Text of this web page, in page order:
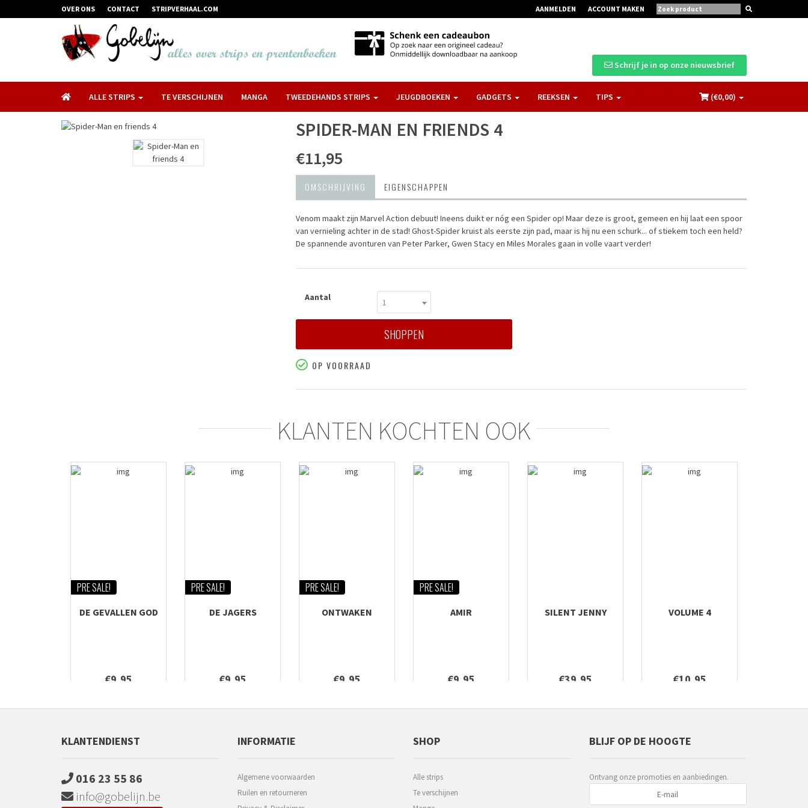
OVER ONS CONTACT STRIPVERHAAL.COM AANMELDEN ACCOUNT MAKEN
Schrijf je in op onze nieuwsbrief
ALLE STRIPS TE VERSCHIJNEN MANGA TWEEDEHANDS STRIPS JEUGDBOEKEN GADGETS REEKSEN TIPS (€0,00)
SPIDER-MAN EN FRIENDS 4
€11,95
OMSCHRIJVING EIGENSCHAPPEN
Venom maakt zijn Marvel Action debuut! Ineens duikt er nóg een Spider op! Maar deze is groot, gemeen en hij laat een spoor
van vernieling achter in de stad! Ghost-Spider kruist als eerste zijn pad, maar is hij nu een schurk... of stiekem toch een held?
De spannende avonturen van Peter Parker, Gwen Stacy en Miles Morales gaan in volle vaart verder!
Aantal 1
SHOPPEN
OP VOORRAAD
KLANTEN KOCHTEN OOK
PRE SALE!
DE GEVALLEN GOD
€9,95
PRE SALE!
DE JAGERS
€9,95
PRE SALE!
ONTWAKEN
€9,95
PRE SALE!
AMIR
€9,95
SILENT JENNY
€39,95
VOLUME 4
€10,95
KLANTENDIENST
016 23 55 86
info@gobelijn.be
INFORMATIE
Algemene voorwaarden
Ruilen en retourneren
SHOP
Alle strips
Te verschijnen
BLIJF OP DE HOOGTE
Ontvang onze promoties en aanbiedingen.